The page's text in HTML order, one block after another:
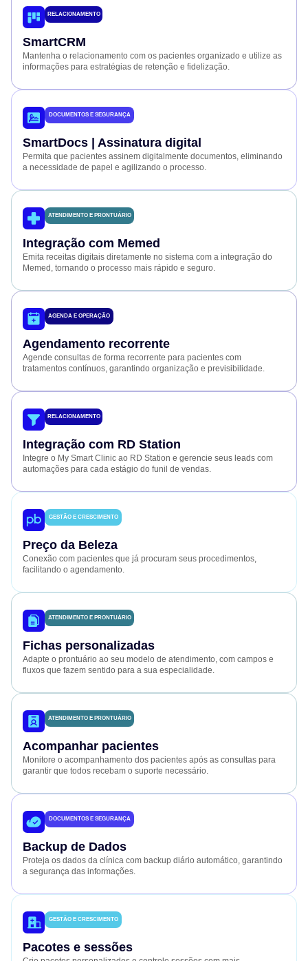
RELACIONAMENTO
SmartCRM
Mantenha o relacionamento com os pacientes organizado e utilize as
informações para estratégias de retenção e fidelização.
DOCUMENTOS E SEGURANÇA
SmartDocs | Assinatura digital
Permita que pacientes assinem digitalmente documentos, eliminando
a necessidade de papel e agilizando o processo.
ATENDIMENTO E PRONTUÁRIO
Integração com Memed
Emita receitas digitais diretamente no sistema com a integração do
Memed, tornando o processo mais rápido e seguro.
AGENDA E OPERAÇÃO
Agendamento recorrente
Agende consultas de forma recorrente para pacientes com
tratamentos contínuos, garantindo organização e previsibilidade.
RELACIONAMENTO
Integração com RD Station
Integre o My Smart Clinic ao RD Station e gerencie seus leads com
automações para cada estágio do funil de vendas.
GESTÃO E CRESCIMENTO
Preço da Beleza
Conexão com pacientes que já procuram seus procedimentos,
facilitando o agendamento.
ATENDIMENTO E PRONTUÁRIO
Fichas personalizadas
Adapte o prontuário ao seu modelo de atendimento, com campos e
fluxos que fazem sentido para a sua especialidade.
ATENDIMENTO E PRONTUÁRIO
Acompanhar pacientes
Monitore o acompanhamento dos pacientes após as consultas para
garantir que todos recebam o suporte necessário.
DOCUMENTOS E SEGURANÇA
Backup de Dados
Proteja os dados da clínica com backup diário automático, garantindo
a segurança das informações.
GESTÃO E CRESCIMENTO
Pacotes e sessões